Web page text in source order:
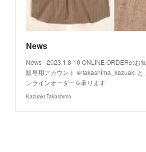
News
News - 2023.1.8-10 ONLINE ORDERのお
販専用アカウント ＠takashima_kazuaki と
ンラインオーダーを承ります
Kazuaki Takashima